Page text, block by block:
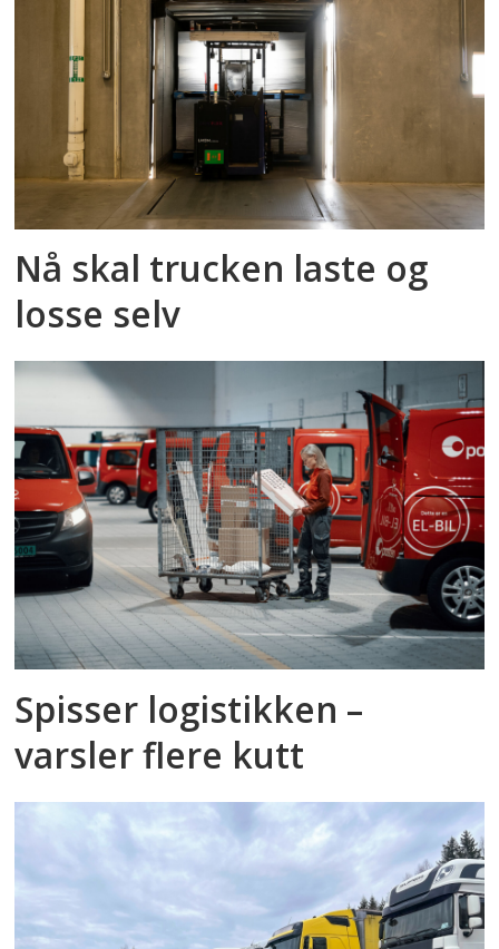
Nå skal trucken laste og
losse selv
Spisser logistikken –
varsler flere kutt